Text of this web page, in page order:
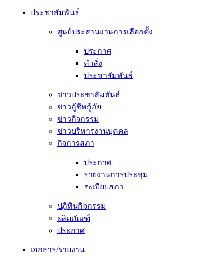
ประชาสัมพันธ์
ศูนย์ประสานงานการเลือกตั้ง
ประกาศ
คำสั่ง
ประชาสัมพันธ์
ข่าวประชาสัมพันธ์
ข่าวกู้ชีพกู้ภัย
ข่าวกิจกรรม
ข่าวบริหารงานบุคคล
กิจการสภา
ประกาศ
รายงานการประชุม
ระเบียบสภา
ปฏิทินกิจกรรม
ผลิตภัณฑ์
ประกาศ
เอกสาร/รายงาน